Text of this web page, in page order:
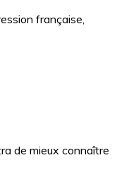
française,
de mieux connaître